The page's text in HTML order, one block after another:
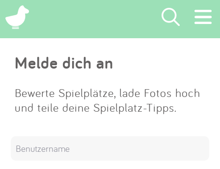
×
Suchen
Eintragen
App
Melde dich an
Bewerte Spielplätze, lade Fotos hoch
und teile deine Spielplatz-Tipps.